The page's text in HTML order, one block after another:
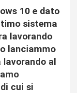
10 e dato
sistema
lavorando
lanciammo
lavorando al
cui si